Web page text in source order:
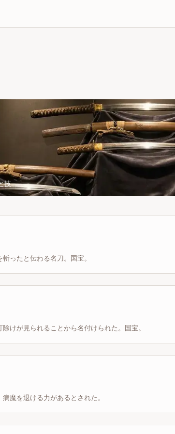
技
ったと伝わる名刀。国宝。
けが見られることから名付けられた。国宝。
魔を退ける力があるとされた。